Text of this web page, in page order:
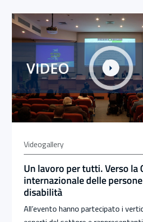
Link alla Gallery Un lavoro per
Videogallery
Un lavoro per tutti. Verso la
internazionale delle
disabilità
All’evento hanno partecipato i